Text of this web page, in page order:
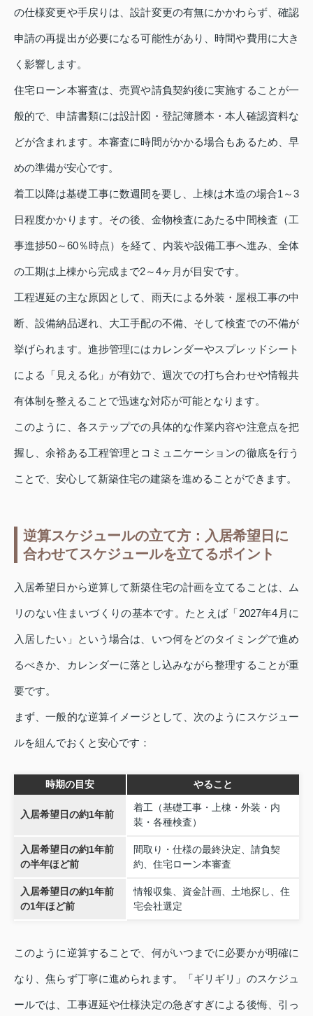
の仕様変更や手戻りは、設計変更の有無にかかわらず、確認
申請の再提出が必要になる可能性があり、時間や費用に大き
く影響します。
住宅ローン本審査は、売買や請負契約後に実施することが一
般的で、申請書類には設計図・登記簿謄本・本人確認資料な
どが含まれます。本審査に時間がかかる場合もあるため、早
めの準備が安心です。
着工以降は基礎工事に数週間を要し、上棟は木造の場合1～3
日程度かかります。その後、金物検査にあたる中間検査（工
事進捗50～60％時点）を経て、内装や設備工事へ進み、全体
の工期は上棟から完成まで2～4ヶ月が目安です。
工程遅延の主な原因として、雨天による外装・屋根工事の中
断、設備納品遅れ、大工手配の不備、そして検査での不備が
挙げられます。進捗管理にはカレンダーやスプレッドシート
による「見える化」が有効で、週次での打ち合わせや情報共
有体制を整えることで迅速な対応が可能となります。
このように、各ステップでの具体的な作業内容や注意点を把
握し、余裕ある工程管理とコミュニケーションの徹底を行う
ことで、安心して新築住宅の建築を進めることができます。
逆算スケジュールの立て方：入居希望日に
合わせてスケジュールを立てるポイント
入居希望日から逆算して新築住宅の計画を立てることは、ム
リのない住まいづくりの基本です。たとえば「2027年4月に
入居したい」という場合は、いつ何をどのタイミングで進め
るべきか、カレンダーに落とし込みながら整理することが重
要です。
まず、一般的な逆算イメージとして、次のようにスケジュー
ルを組んでおくと安心です：
時期の目安 やること
入居希望日の約1年前
着工（基礎工事・上棟・外装・内
装・各種検査）
入居希望日の約1年前
の半年ほど前
間取り・仕様の最終決定、請負契
約、住宅ローン本審査
入居希望日の約1年前
の1年ほど前
情報収集、資金計画、土地探し、住
宅会社選定
このように逆算することで、何がいつまでに必要かが明確に
なり、焦らず丁寧に進められます。「ギリギリ」のスケジュ
ールでは、工事遅延や仕様決定の急ぎすぎによる後悔、引っ